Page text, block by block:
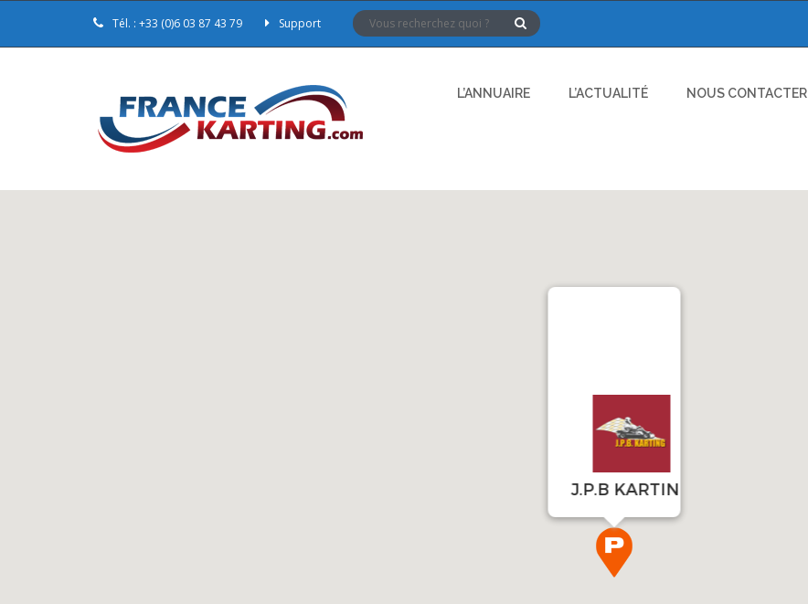
Tél. : +33 (0)6 03 87 43 79 Support
L’ANNUAIRE L’ACTUALITÉ NOUS CONTACTER
J.P.B KARTING